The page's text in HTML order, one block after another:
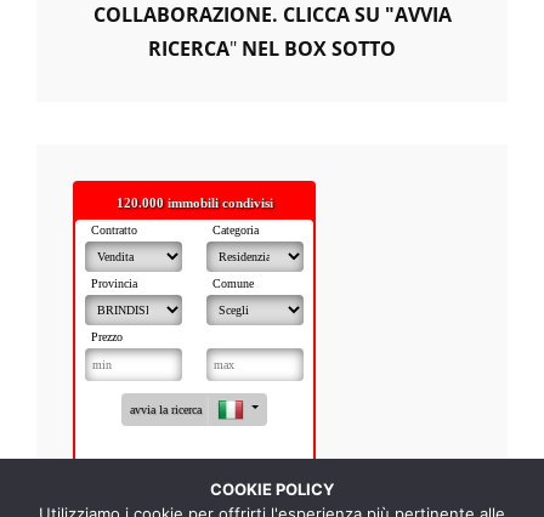
COLLABORAZIONE. CLICCA SU "AVVIA
RICERCA" NEL BOX SOTTO
COOKIE POLICY